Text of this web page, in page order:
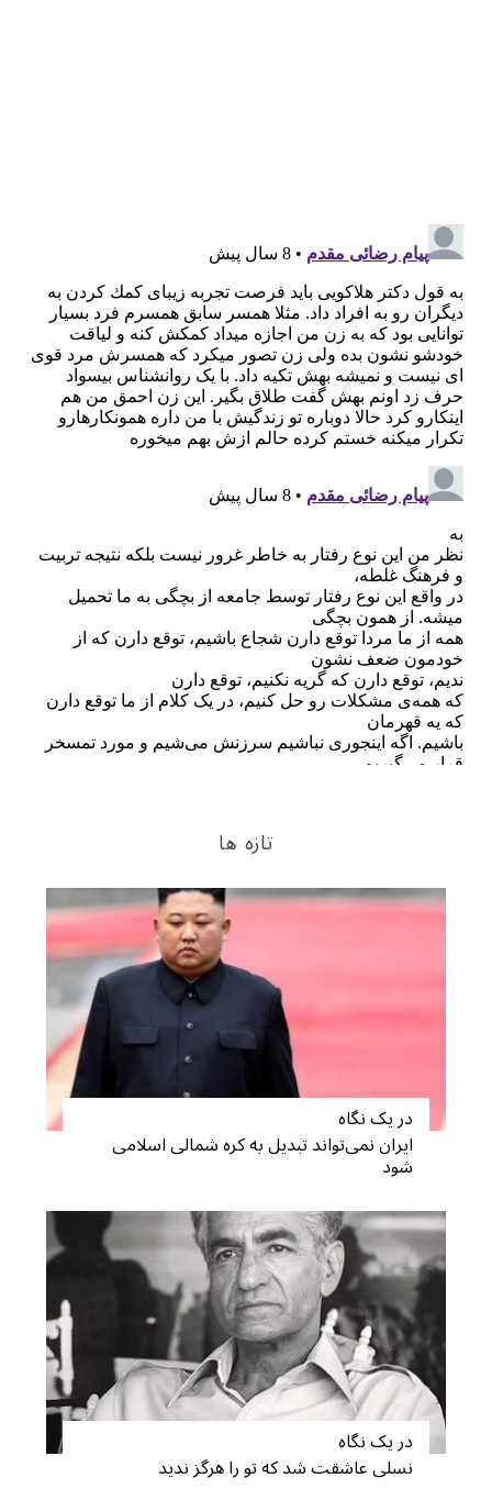
تازه ها
در یک نگاه
ایران نمی‌تواند تبدیل به کره شمالی اسلامی
شود
در یک نگاه
نسلی عاشقت شد که تو را هرگز ندید
S
e
a
r
c
h
f
o
r
: